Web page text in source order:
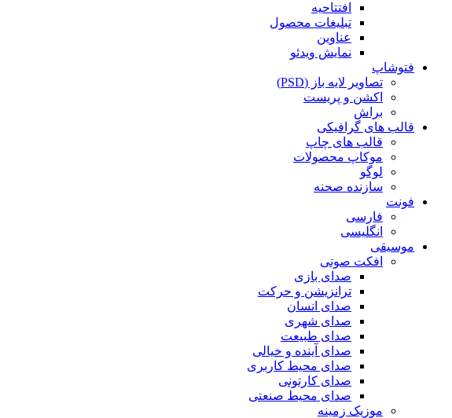
افتتاحیه
تبلیغات محصول
عناوین
نمایش ویدئو
فتوشاپ
تصاویر لایه باز (PSD)
اکشن و پریست
براش
قالب های گرافیکی
قالب های چاپ
موکاپ محصولات
لوگو
سازنده صحنه
فونت
فارسی
انگلیسی
موسیقی
افکت صوتی
صدای بازی
ترانزیشن و حرکت
صدای انسان
صدای شهری
صدای طبیعت
صدای آینده و خیالی
صدای محیط کاربری
صدای کارتونی
صدای محیط صنعتی
موزیک زمینه